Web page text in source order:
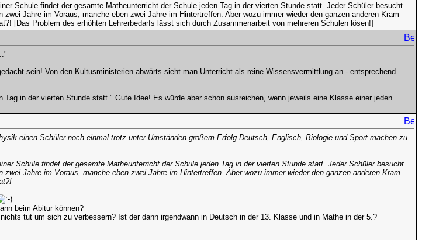
Schule findet der gesamte Matheunterricht der Schule jeden Tag in der vierten Stunde statt. Jeder Schüler besucht
Jahre im Voraus, manche eben zwei Jahre im Hintertreffen. Aber wozu immer wieder den ganzen anderen Kram
[Das Problem des erhöhten Lehrerbedarfs lässt sich durch Zusammenarbeit von mehreren Schulen lösen!]
sein! Von den Kultusministerien abwärts sieht man Unterricht als reine Wissensvermittlung an - entsprechend
in der vierten Stunde statt." Gute Idee! Es würde aber schon ausreichen, wenn jeweils eine Klasse einer jeden
einen Schüler noch einmal trotz unter Umständen großem Erfolg Deutsch, Englisch, Biologie und Sport machen zu
Schule findet der gesamte Matheunterricht der Schule jeden Tag in der vierten Stunde statt. Jeder Schüler besucht
Jahre im Voraus, manche eben zwei Jahre im Hintertreffen. Aber wozu immer wieder den ganzen anderen Kram
beim Abitur können?
tut um sich zu verbessern? Ist der dann irgendwann in Deutsch in der 13. Klasse und in Mathe in der 5.?